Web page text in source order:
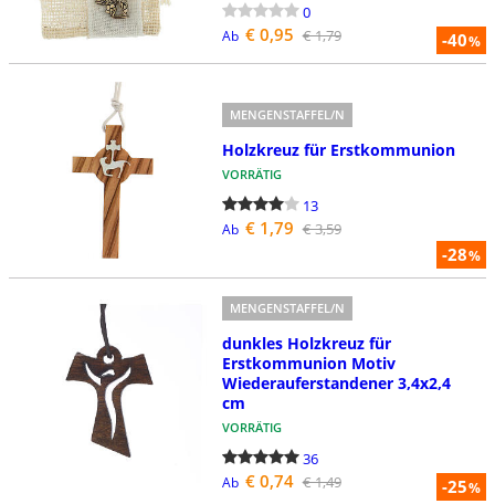
-40%
0
Ab € 0,95 € 1,79
-28%
MENGENSTAFFEL/N
Holzkreuz für Erstkommunion
VORRÄTIG
13
Ab € 1,79 € 3,59
-25%
MENGENSTAFFEL/N
dunkles Holzkreuz für
Erstkommunion Motiv
Wiederauferstandener 3,4x2,4
cm
VORRÄTIG
36
Ab € 0,74 € 1,49